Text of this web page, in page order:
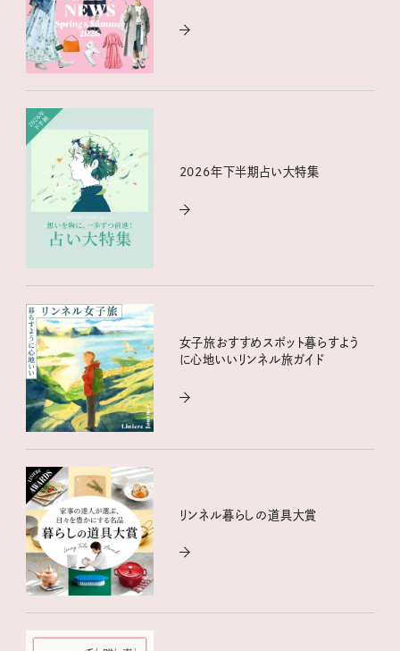
2026年下半期占い大特集
女子旅おすすめスポット暮らすよう
に心地いいリンネル旅ガイド
リンネル暮らしの道具大賞